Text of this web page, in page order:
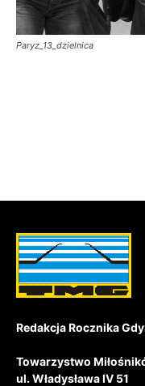
Paryz_13_dzielnica
Redakcja Rocznika
Towarzystwo
ul. Władysława IV 51